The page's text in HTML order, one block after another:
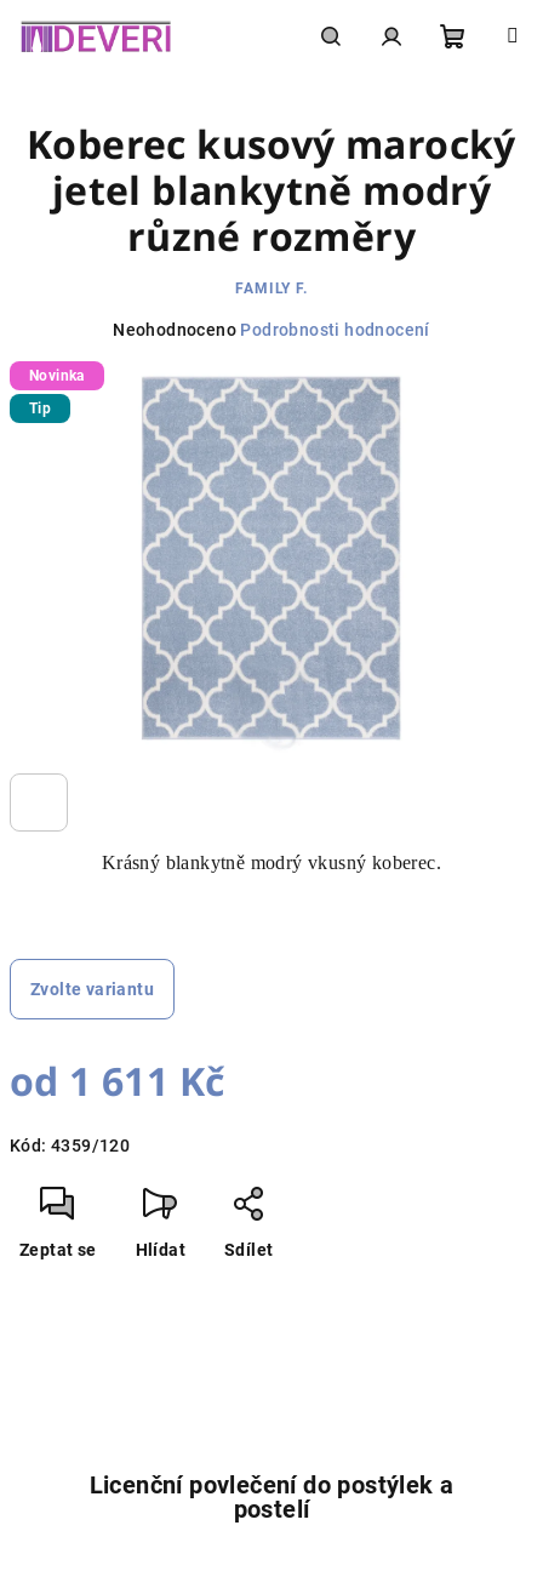
košík
Krásný blankytně modrý vkusný koberec.
Zvolte variantu
od 1 611 Kč
cena:
Kód: 4359/120
Zeptat se Hlídat Sdílet
Koberec kusový marocký
jetel blankytně modrý
různé rozměry
FAMILY F.
Průměrné
produktu
hvězdiček.
Neohodnoceno Podrobnosti hodnocení
Novinka
Tip
Licenční povlečení do postýlek a
postelí